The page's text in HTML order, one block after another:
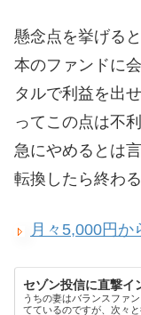
懸念点を挙げる
本のファンドに
タルで利益を出
ってこの点は不
急にやめるとは
転換したら終わ
月々5,000円か
セゾン投信に直撃イ
うちの妻はバランスファ
てているのですが、次々